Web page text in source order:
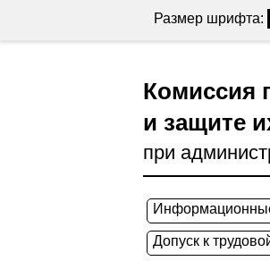
Размер шрифта:
Комиссия
и защите
при
Допуск к